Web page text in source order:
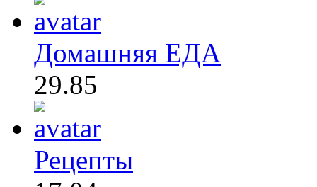
Домашняя ЕДА
29.85
Рецепты